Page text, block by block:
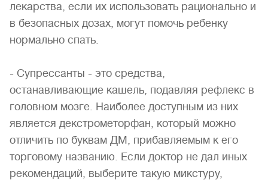
лекарства, если их использовать рационально и
в безопасных дозах, могут помочь ребенку
нормально спать.
- Супрессанты - это средства,
останавливающие кашель, подавляя рефлекс в
головном мозге. Наиболее доступным из них
является декстрометорфан, который можно
отличить по буквам ДМ, прибавляемым к его
торговому названию. Если доктор не дал иных
рекомендаций, выберите такую микстуру,